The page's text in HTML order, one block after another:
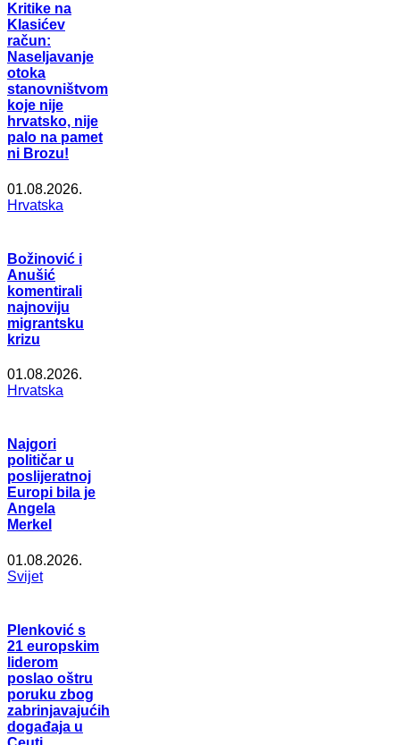
Kritike na
Klasićev
račun:
Naseljavanje
otoka
stanovništvom
koje nije
hrvatsko, nije
palo na pamet
ni Brozu!
01.08.2026.
Hrvatska
Božinović i
Anušić
komentirali
najnoviju
migrantsku
krizu
01.08.2026.
Hrvatska
Najgori
političar u
poslijeratnoj
Europi bila je
Angela
Merkel
01.08.2026.
Svijet
Plenković s
21 europskim
liderom
poslao oštru
poruku zbog
zabrinjavajućih
događaja u